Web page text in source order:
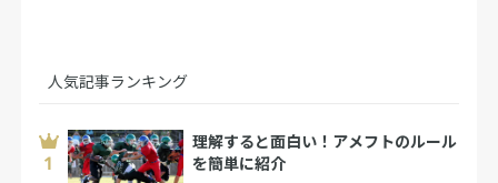
人気記事ランキング
理解すると面白い！アメフトのルール
を簡単に紹介